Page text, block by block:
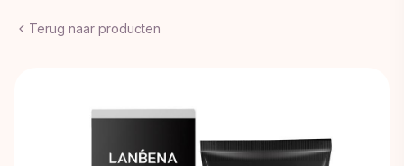
Terug naar producten